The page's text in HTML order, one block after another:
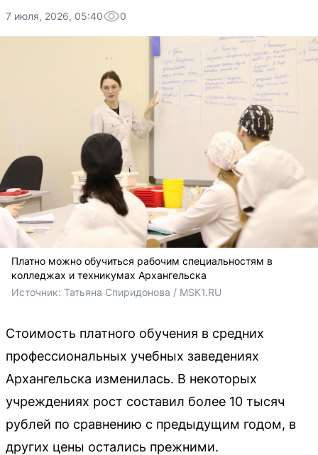
7 июля, 2026, 05:40 0
Платно можно обучиться рабочим специальностям в
колледжах и техникумах Архангельска
Источник: Татьяна Спиридонова / MSK1.RU
Стоимость платного обучения в средних
профессиональных учебных заведениях
Архангельска изменилась. В некоторых
учреждениях рост составил более 10 тысяч
рублей по сравнению с предыдущим годом, в
других цены остались прежними.